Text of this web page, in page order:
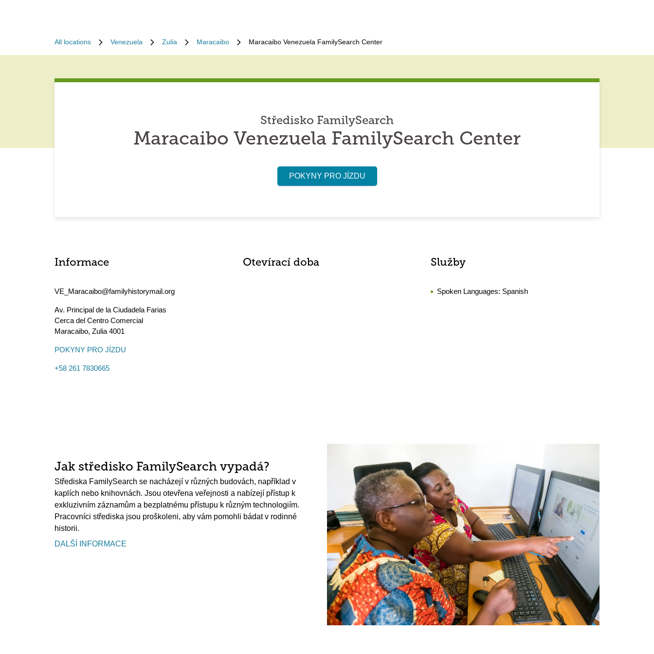
All locations Venezuela Zulia Maracaibo Maracaibo Venezuela FamilySearch Center
Středisko FamilySearch
Maracaibo Venezuela FamilySearch Center
POKYNY PRO JÍZDU
Informace
VE_Maracaibo@familyhistorymail.org
Av. Principal de la Ciudadela Farias
Cerca del Centro Comercial
Maracaibo, Zulia 4001
POKYNY PRO JÍZDU
+58 261 7830665
Otevírací doba Služby
Spoken Languages: Spanish
Jak středisko FamilySearch vypadá?
Střediska FamilySearch se nacházejí v různých budovách, například v
kaplích nebo knihovnách. Jsou otevřena veřejnosti a nabízejí přístup k
exkluzivním záznamům a bezplatnému přístupu k různým technologiím.
Pracovníci střediska jsou proškoleni, aby vám pomohli bádat v rodinné
historii.
DALŠÍ INFORMACE